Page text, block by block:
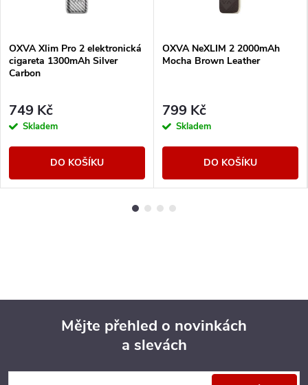
OXVA Xlim Pro 2 elektronická
cigareta 1300mAh Silver
Carbon
749 Kč
Skladem
DO KOŠÍKU
OXVA NeXLIM 2 2000mAh
Mocha Brown Leather
799 Kč
Skladem
DO KOŠÍKU
Mějte přehled o novinkách
a slevách